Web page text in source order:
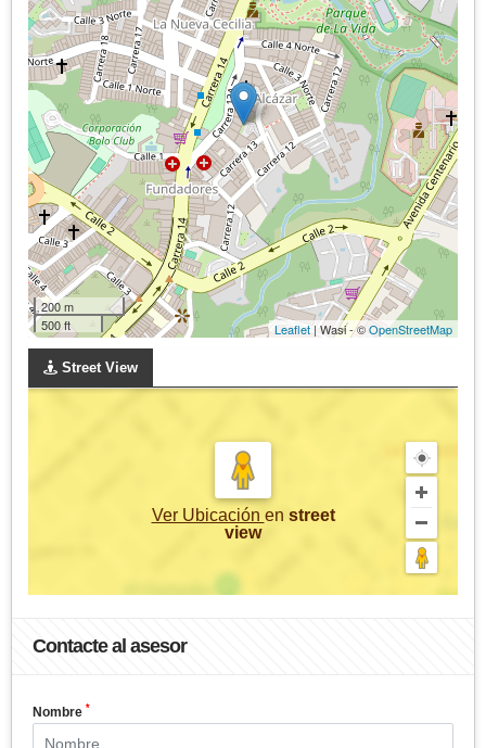
200 m
500 ft
Leaflet| Wasi - ©OpenStreetMap
Street View
Ver Ubicación en street
view
Contacte al asesor
Nombre *